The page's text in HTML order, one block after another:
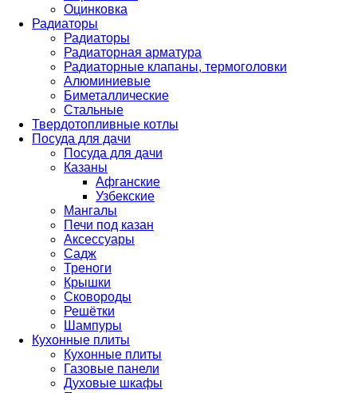
Оцинковка
Радиаторы
Радиаторы
Радиаторная арматура
Радиаторные клапаны, термоголовки
Алюминиевые
Биметаллические
Стальные
Твердотопливные котлы
Посуда для дачи
Посуда для дачи
Казаны
Афганские
Узбекские
Мангалы
Печи под казан
Аксессуары
Садж
Треноги
Крышки
Сковороды
Решётки
Шампуры
Кухонные плиты
Кухонные плиты
Газовые панели
Духовые шкафы